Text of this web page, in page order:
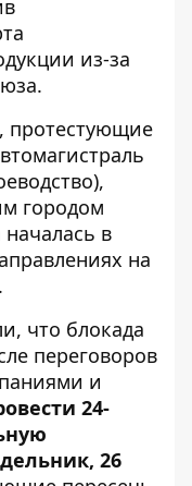
из-за
протестующие
городом
в
на
что блокада
переговоров
и
24-
26